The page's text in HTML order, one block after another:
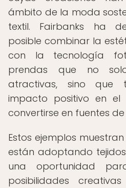
ámbito de la moda
textil. Fairbanks ha
posible combinar la
con la tecnología
prendas que no
atractivas, sino que
impacto positivo en el
convertirse en fuentes
Estos ejemplos
están adoptando
una oportunidad
posibilidades